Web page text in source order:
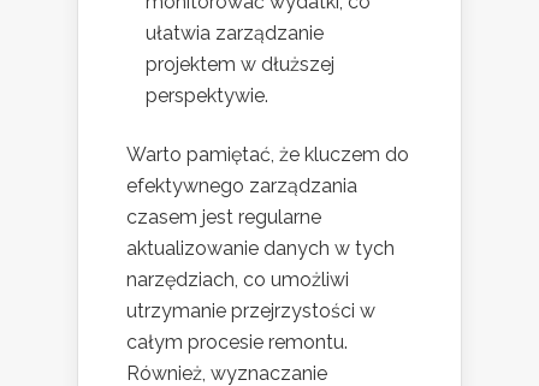
ułatwia zarządzanie
projektem w dłuższej
perspektywie.
Warto pamiętać, że kluczem do
efektywnego zarządzania
czasem jest regularne
aktualizowanie danych w tych
narzędziach, co umożliwi
utrzymanie przejrzystości w
całym procesie remontu.
Również, wyznaczanie